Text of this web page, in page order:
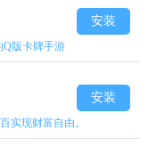
Q版卡牌手游
安装
实现财富自由。
安装